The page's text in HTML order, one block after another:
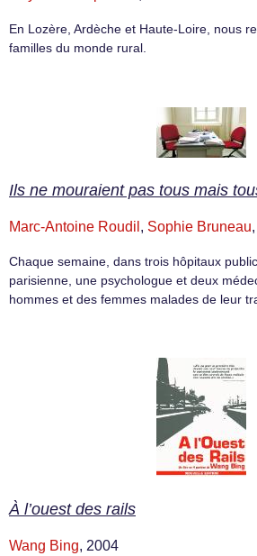
En Lozère, Ardèche et Haute-Loire, nous
familles du monde rural.
Ils ne mouraient pas tous mais
Marc-Antoine Roudil , Sophie Bruneau
Chaque semaine, dans trois hôpitaux
parisienne, une psychologue et deux
hommes et des femmes malades de leur
À l’ouest des rails
Wang Bing, 2004